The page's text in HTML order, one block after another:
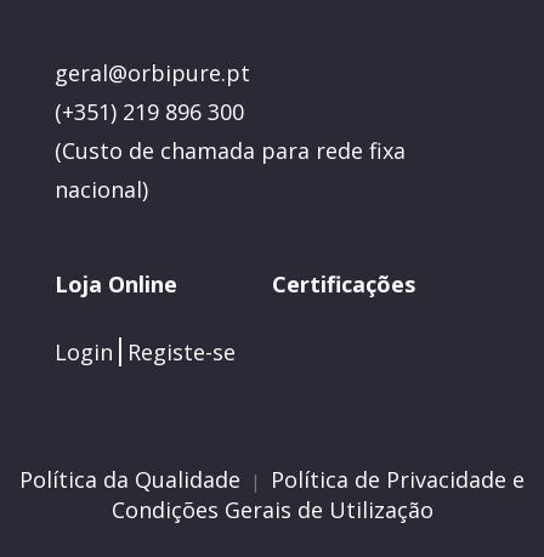
geral@orbipure.pt
(+351) 219 896 300
(Custo de chamada para rede fixa
nacional)
Loja Online
Login Registe-se
Certificações
Política da Qualidade | Política de Privacidade e
Condições Gerais de Utilização